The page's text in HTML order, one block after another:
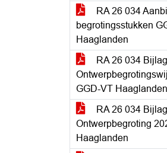
RA 26 034
begrotingsstukken
Haaglanden
RA 26 034
GGD-VT Haaglanden
RA 26 034
Ontwerpbegroting
Haaglanden